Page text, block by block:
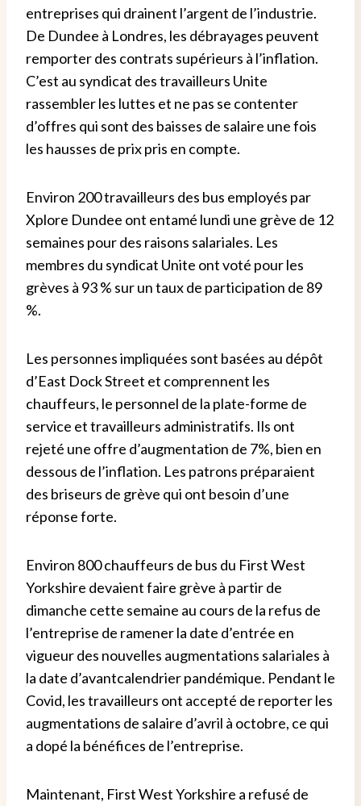
entreprises qui drainent l’argent de l’industrie.
De Dundee à Londres, les débrayages peuvent
remporter des contrats supérieurs à l’inflation.
C’est au syndicat des travailleurs Unite
rassembler les luttes et ne pas se contenter
d’offres qui sont des baisses de salaire une fois
les hausses de prixpris en compte.
Environ 200 travailleurs des bus employés par
Xplore Dundee ont entamé lundi une grève de 12
semaines pour des raisons salariales. Les
membres du syndicat Unite ont voté pour les
grèves à 93 % sur un taux de participation de 89
%.
Les personnes impliquées sont basées au dépôt
d’East Dock Street et comprennent les
chauffeurs, le personnel de la plate-forme de
service ettravailleurs administratifs. Ils ont
rejeté une offre d’augmentation de 7%, bien en
dessous de l’inflation. Les patrons préparaient
des briseurs de grève qui ont besoin d’une
réponse forte.
Environ 800 chauffeurs de bus du First West
Yorkshire devaient faire grève à partir de
dimanche cette semaine au cours de la refus de
l’entreprise de ramener la date d’entrée en
vigueur des nouvelles augmentations salariales à
la date d’avantcalendrier pandémique. Pendant le
Covid, les travailleurs ont accepté de reporter les
augmentations de salaire d’avril à octobre, ce qui
a dopé la bénéfices de l’entreprise.
Maintenant, First West Yorkshire a refusé de